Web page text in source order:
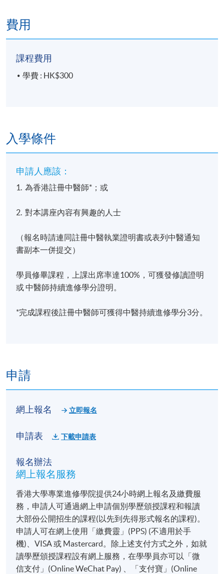
費用
課程費用
學費 : HK$300
入學條件
申請人應該：
1. 為香港註冊中醫師*；或
2. 對本講座內容有興趣的人士
（報名時請連同註冊中醫執業證明書或表列中醫通知
書副本一併提交）
學員修畢課程，上課出席率達100%，可獲發修讀證明
或 中醫師持續進修學分證明。
*完成課程後註冊中醫師可獲得中醫持續進修學分3分。
申請
網上報名 立即報名
申請表 下載申請表
報名辦法
網上報名服務
香港大學專業進修學院提供24小時網上報名及繳費服
務，申請人可通過網上申請個別學歷頒授課程和報讀
大部份公開招生的課程(以先到先得形式報名的課程)。
申請人可在網上使用「繳費靈」(PPS) (不適用於手
機)、VISA 或 Mastercard。除上述支付方式之外，如就
讀學歷頒授課程設有網上服務，在學學員亦可以「微
信支付」(Online WeChat Pay) 、「支付寶」(Online